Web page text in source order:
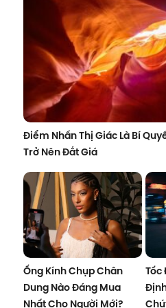
Điểm Nhấn Thị Giác Là Bí
Trở Nên Đắt Giá
Ống Kính Chụp Chân
Dung Nào Đáng Mua
Nhất Cho Người Mới?
Tốc